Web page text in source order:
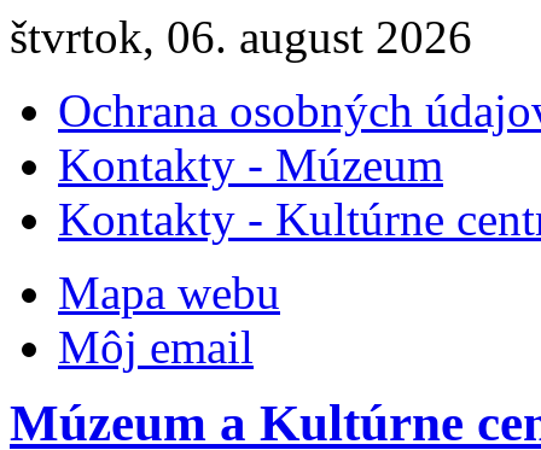
štvrtok, 06. august 2026
Ochrana osobných
Kontakty - Múzeum
Kontakty - Kultúrne
Mapa webu
Môj email
Múzeum a Kultúrne